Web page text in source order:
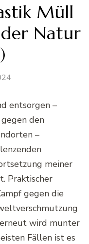
Müll
Natur
entsorgen –
den
–
meiner
Praktischer
gegen die
wird munter
Fällen ist es